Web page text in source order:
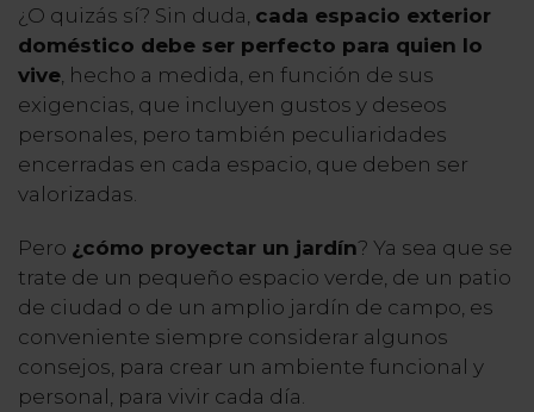
¿O quizás sí? Sin duda, cada espacio exterior
doméstico debe ser perfecto para quien lo
vive, hecho a medida, en función de sus
exigencias, que incluyen gustos y deseos
personales, pero también peculiaridades
encerradas en cada espacio, que deben ser
valorizadas.
Pero ¿cómo proyectar un jardín? Ya sea que se
trate de un pequeño espacio verde, de un patio
de ciudad o de un amplio jardín de campo, es
conveniente siempre considerar algunos
consejos, para crear un ambiente funcional y
personal, para vivir cada día.